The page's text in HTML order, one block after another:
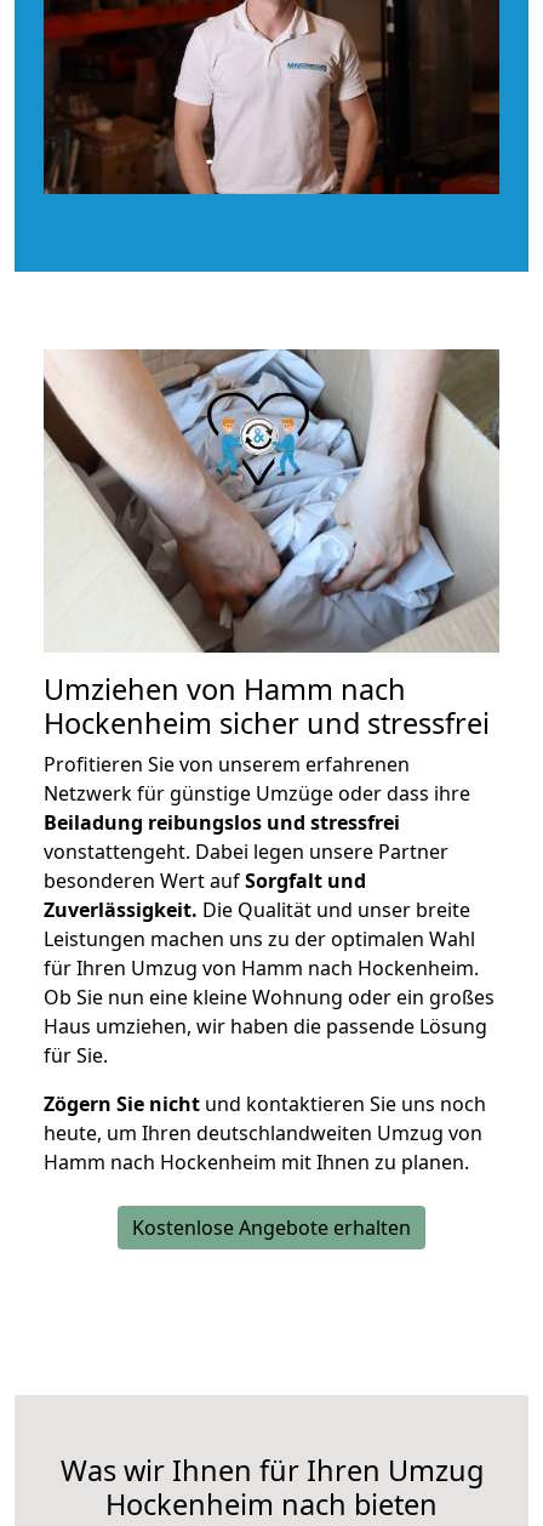
Umziehen von Hamm nach
Hockenheim sicher und stressfrei
Profitieren Sie von unserem erfahrenen
Netzwerk für günstige Umzüge oder dass ihre
Beiladung reibungslos und stressfrei
vonstattengeht. Dabei legen unsere Partner
besonderen Wert aufSorgfalt und
Zuverlässigkeit. Die Qualität und unser breite
Leistungen machen uns zu der optimalen Wahl
für Ihren Umzug von Hamm nach Hockenheim.
Ob Sie nun eine kleine Wohnung oder ein großes
Haus umziehen, wir haben die passende Lösung
für Sie.
Zögern Sie nicht und kontaktieren Sie uns noch
heute, um Ihren deutschlandweiten Umzug von
Hamm nach Hockenheim mit Ihnen zu planen.
Kostenlose Angebote erhalten
Was wir Ihnen für Ihren Umzug
Hockenheim nach bieten